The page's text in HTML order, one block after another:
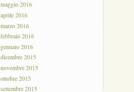
maggio 2016
aprile 2016
marzo 2016
febbraio 2016
gennaio 2016
dicembre 2015
novembre 2015
ottobre 2015
settembre 2015